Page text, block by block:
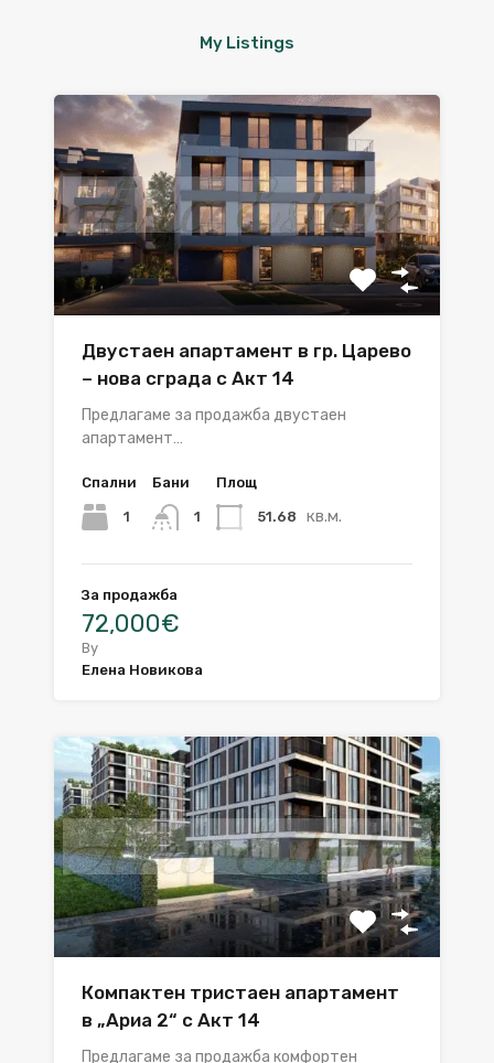
My Listings
Двустаен апартамент в гр. Царево
– нова сграда с Акт 14
Предлагаме за продажба двустаен
апартамент…
Спални
1
Бани
1
Площ
51.68 кв.м.
За продажба
72,000€
By
Елена Новикова
Компактен тристаен апартамент
в „Ариа 2“ с Акт 14
Предлагаме за продажба комфортен